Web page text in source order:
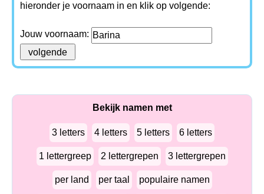
hieronder je voornaam in en klik op volgende:
Jouw voornaam:
Bekijk namen met
3 letters 4 letters 5 letters 6 letters
1 lettergreep 2 lettergrepen 3 lettergrepen
per land per taal populaire namen